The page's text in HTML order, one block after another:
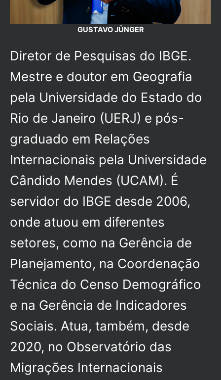
GUSTAVO JÜNGER
Diretor de Pesquisas do IBGE.
Mestre e doutor em Geografia
pela Universidade do Estado do
Rio de Janeiro (UERJ) e pós-
graduado em Relações
Internacionais pela Universidade
Cândido Mendes (UCAM). É
servidor do IBGE desde 2006,
onde atuou em diferentes
setores, como na Gerência de
Planejamento, na Coordenação
Técnica do Censo Demográfico
e na Gerência de Indicadores
Sociais. Atua, também, desde
2020, no Observatório das
Migrações Internacionais